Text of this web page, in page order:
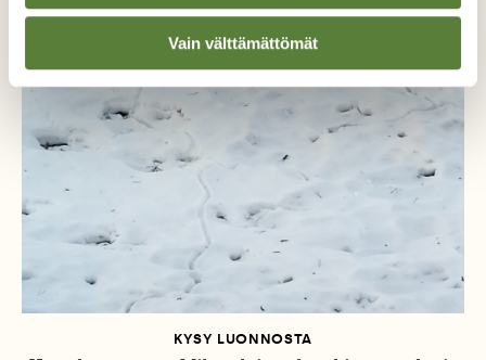
Vain välttämättömät
KYSY LUONNOSTA